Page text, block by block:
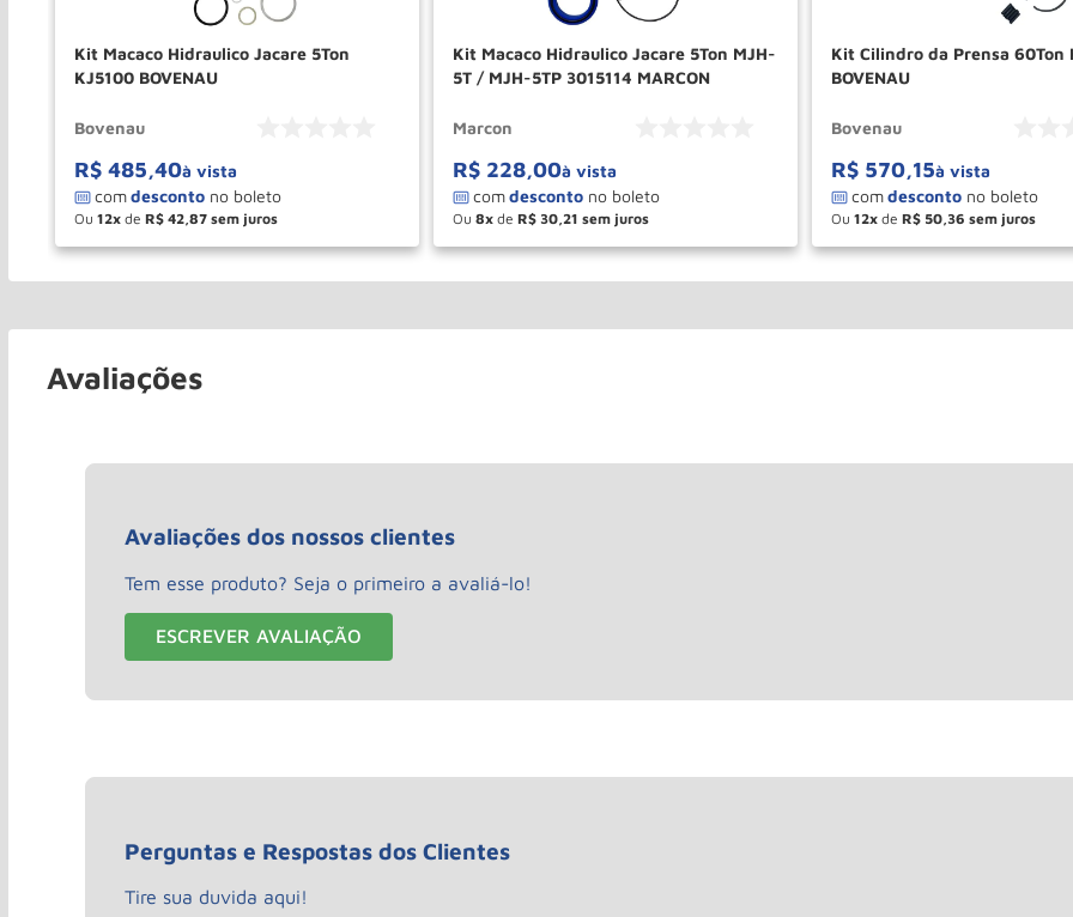
Kit Macaco Hidraulico Jacare 5Ton
KJ5100 BOVENAU
Bovenau
R$ 485,40à vista
Ou 12 de R$ 42 87
＋
－ COMPRAR
Kit Macaco Hidraulico Jacare 5Ton MJH-
5T / MJH-5TP 3015114 MARCON
Marcon
R$ 228,00à vista
Ou 8 de R$ 30 21
＋
－ COMPRAR
Kit Cilindro da Prensa 60Ton
BOVENAU
Bovenau
R$ 570,15à vista
Ou 12 de R$ 50 36
＋
－
Avaliações
Avaliações dos nossos clientes
Tem esse produto? Seja o primeiro a avaliá-lo!
ESCREVER AVALIAÇÃO
Perguntas e Respostas dos Clientes
Tire sua duvida aqui!